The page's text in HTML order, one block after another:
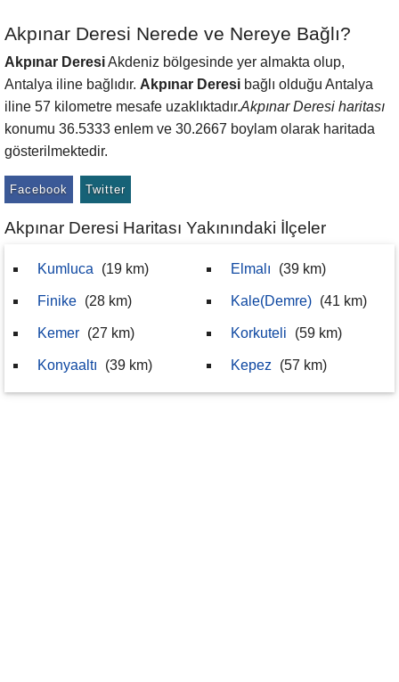
Akpınar Deresi Nerede ve Nereye Bağlı?
Akpınar DeresiAkdeniz bölgesinde yer almakta olup,
Antalya iline bağlıdır. Akpınar Deresi bağlı olduğu Antalya
iline 57 kilometre mesafe uzaklıktadır.Akpınar Deresi haritası
konumu 36.5333 enlem ve 30.2667 boylam olarak haritada
gösterilmektedir.
Facebook Twitter
Akpınar Deresi Haritası Yakınındaki İlçeler
Kumluca (19 km)
Finike (28 km)
Kemer (27 km)
Konyaaltı (39 km)
Elmalı (39 km)
Kale(Demre) (41 km)
Korkuteli (59 km)
Kepez (57 km)